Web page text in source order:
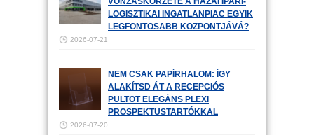
LOGISZTIKAI INGATLANPIAC EGYIK
LEGFONTOSABB KÖZPONTJÁVÁ?
2026-07-21
NEM CSAK PAPÍRHALOM: ÍGY
ALAKÍTSD ÁT A RECEPCIÓS
PULTOT ELEGÁNS PLEXI
PROSPEKTUSTARTÓKKAL
2026-07-20